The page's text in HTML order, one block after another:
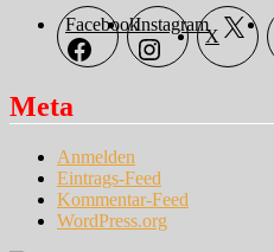
FacebookInstagram
X
Meta
Anmelden
Eintrags-Feed
Kommentar-Feed
WordPress.org